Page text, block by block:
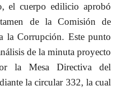
el cuerpo edilicio aprobó
de la Comisión de
la Corrupción. Este punto
de la minuta proyecto
la Mesa Directiva del
la circular 332, la cual